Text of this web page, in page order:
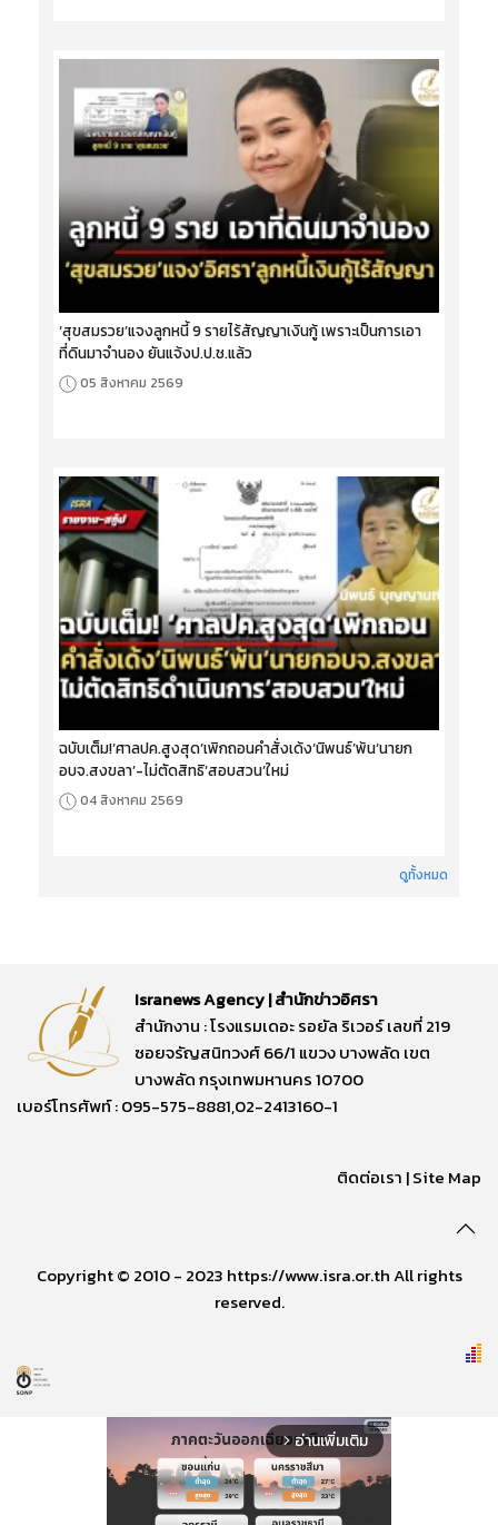
‘สุขสมรวย’แจงลูกหนี้ 9 รายไร้สัญญาเงินกู้ เพราะเป็นการเอา
ที่ดินมาจำนอง ยันแจ้งป.ป.ช.แล้ว
05 สิงหาคม 2569
ฉบับเต็ม!‘ศาลปค.สูงสุด’เพิกถอนคำสั่งเด้ง‘นิพนธ์’พ้น‘นายก
อบจ.สงขลา’-ไม่ตัดสิทธิ‘สอบสวน’ใหม่
04 สิงหาคม 2569
ดูทั้งหมด
Isranews Agency | สำนักข่าวอิศรา
สำนักงาน : โรงแรมเดอะ รอยัล ริเวอร์ เลขที่ 219
ซอยจรัญสนิทวงศ์ 66/1 แขวง บางพลัด เขต
บางพลัด กรุงเทพมหานคร 10700
เบอร์โทรศัพท์ : 095-575-8881,02-2413160-1
ติดต่อเรา |Site Map
Copyright © 2010 - 2023 https://www.isra.or.th All rights
reserved.
arrow_forward_ios อ่านเพิ่มเติม